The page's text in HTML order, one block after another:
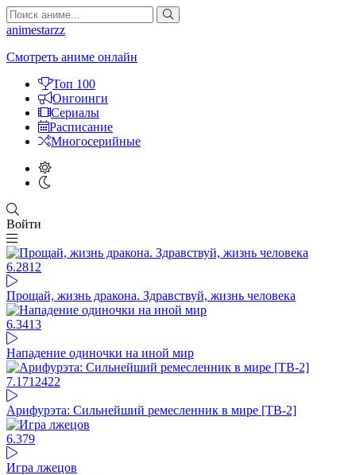
animestarzz
Смотреть аниме онлайн
Топ 100
Онгоинги
Сериалы
Расписание
Многосерийные
Войти
6.2812
Прощай, жизнь дракона. Здравствуй, жизнь человека
6.3413
Нападение одиночки на иной мир
7.1712422
Арифурэта: Сильнейший ремесленник в мире [ТВ-2]
6.379
Игра лжецов